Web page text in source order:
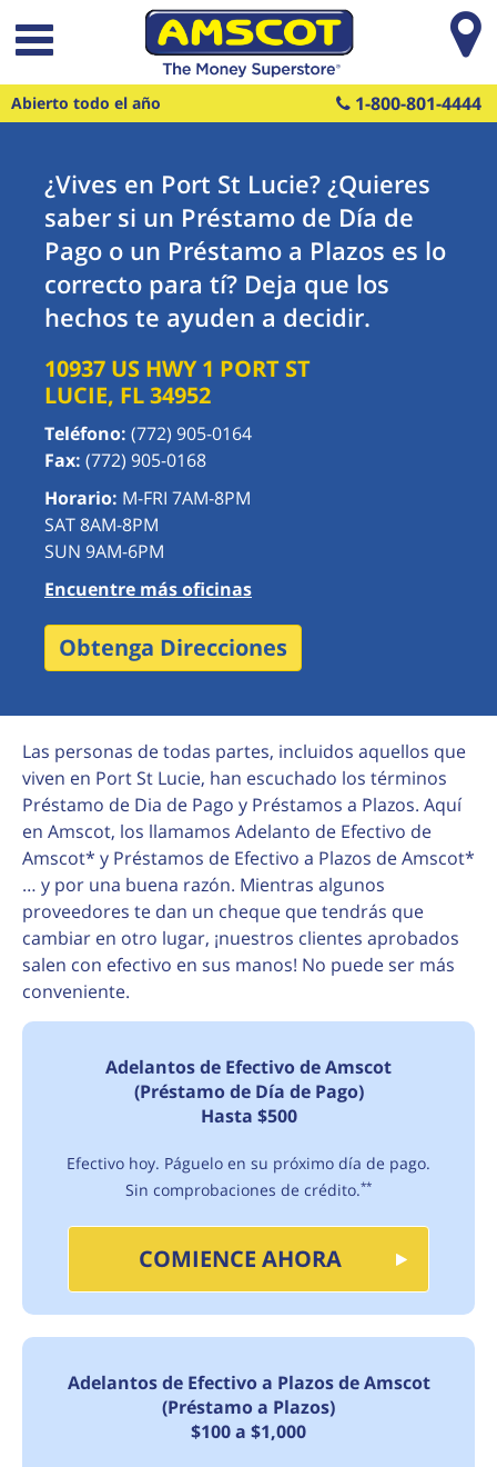
Saltar al contenido principal
Abierto todo el año 1-800-801-4444
¿Vives en Port St Lucie? ¿Quieres
saber si un Préstamo de Día de
Pago o un Préstamo a Plazos es lo
correcto para tí? Deja que los
hechos te ayuden a decidir.
10937 US HWY 1 PORT ST
LUCIE, FL34952
Teléfono: (772) 905-0164
Fax: (772) 905-0168
Horario: M-FRI 7AM-8PM
SAT 8AM-8PM
SUN 9AM-6PM
Encuentre más oficinas
Obtenga Direcciones
Las personas de todas partes, incluidos aquellos que
viven en Port St Lucie, han escuchado los términos
Préstamo de Dia de Pago y Préstamos a Plazos. Aquí
en Amscot, los llamamos Adelanto de Efectivo de
Amscot* y Préstamos de Efectivo a Plazos de Amscot*
… y por una buena razón. Mientras algunos
proveedores te dan un cheque que tendrás que
cambiar en otro lugar, ¡nuestros clientes aprobados
salen con efectivo en sus manos! No puede ser más
conveniente.
Adelantos de Efectivo de Amscot
(Préstamo de Día de Pago)
Hasta $500
Efectivo hoy. Páguelo en su próximo día de pago.
Sin comprobaciones de crédito.**
COMIENCE AHORA
Adelantos de Efectivo a Plazos de Amscot
(Préstamo a Plazos)
$100 a $1,000